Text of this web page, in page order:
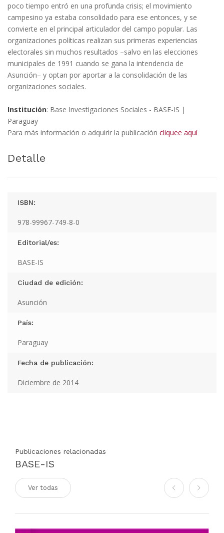
poco tiempo entró en una profunda crisis; el movimiento
campesino ya estaba consolidado para ese entonces, y se
convierte en el principal articulador del campo popular. Las
organizaciones políticas realizan sus primeras experiencias
electorales sin muchos resultados –salvo en las elecciones
municipales de 1991 cuando se gana la intendencia de
Asunción– y optan por aportar a la consolidación de las
organizaciones sociales.
Institución: Base Investigaciones Sociales - BASE-IS |
Paraguay
Para más información o adquirir la publicación cliquee aquí
Detalle
ISBN:
978-99967-749-8-0
Editorial/es:
BASE-IS
Ciudad de edición:
Asunción
País:
Paraguay
Fecha de publicación:
Diciembre de 2014
Publicaciones relacionadas
BASE-IS
Ver todas